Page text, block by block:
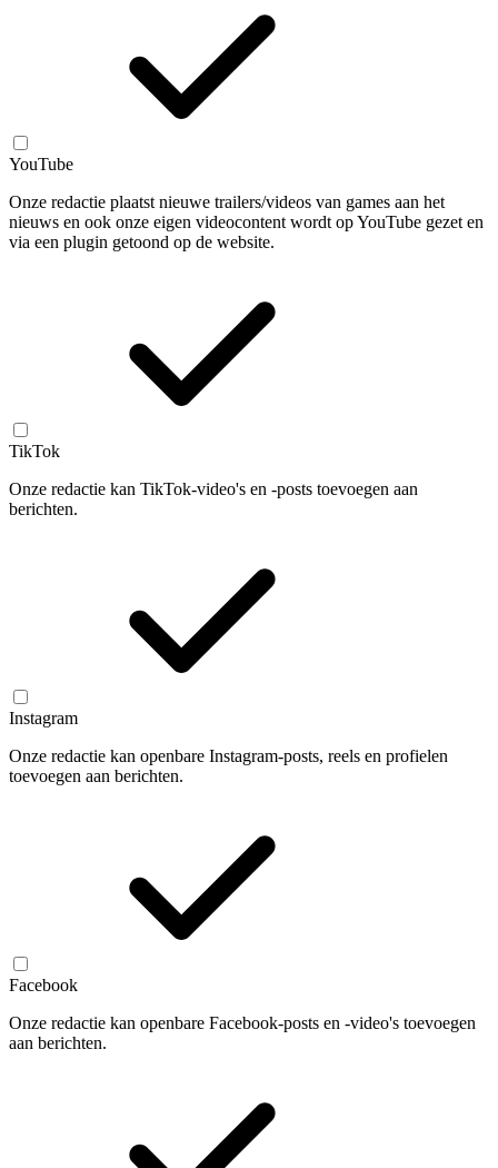
YouTube
Onze redactie plaatst nieuwe trailers/videos van games aan het
nieuws en ook onze eigen videocontent wordt op YouTube gezet en
via een plugin getoond op de website.
TikTok
Onze redactie kan TikTok-video's en -posts toevoegen aan
berichten.
Instagram
Onze redactie kan openbare Instagram-posts, reels en profielen
toevoegen aan berichten.
Facebook
Onze redactie kan openbare Facebook-posts en -video's toevoegen
aan berichten.